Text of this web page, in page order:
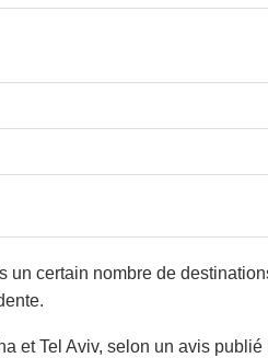
un certain nombre de
et Tel Aviv, selon un avis